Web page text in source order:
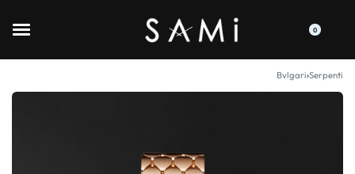
0
Bvlgari›Serpenti